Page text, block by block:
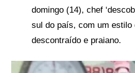
domingo (14), chef
sul do país, com um estilo
descontraído e praiano.